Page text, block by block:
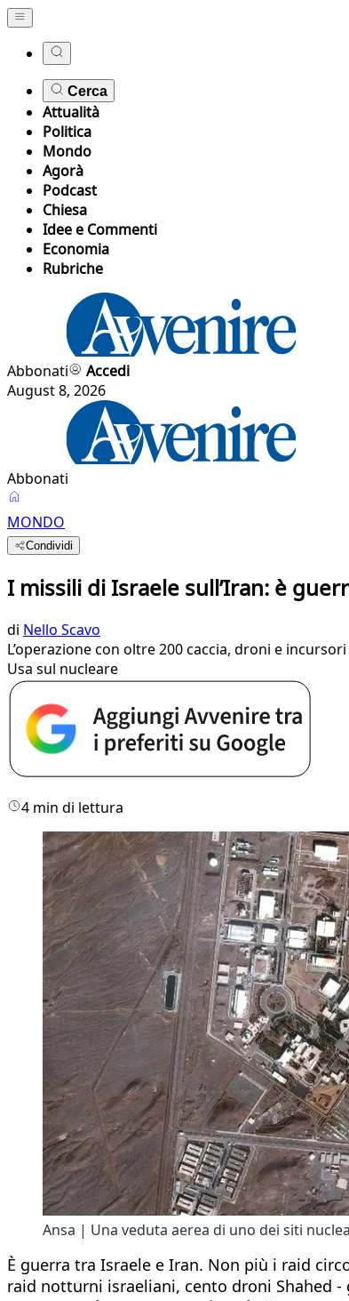
Cerca
Attualità
Politica
Mondo
Agorà
Podcast
Chiesa
Idee e Commenti
Economia
Rubriche
Abbonati
Accedi
August 8, 2026
Abbonati
MONDO
Condividi
I missili di Israele sull’Iran: è
di Nello Scavo
L’operazione con oltre 200 caccia, droni e
Usa sul nucleare
4 min di lettura
Ansa | Una veduta aerea di uno dei siti
È guerra tra Israele e Iran. Non più i raid
raid notturni israeliani, cento droni Shahed